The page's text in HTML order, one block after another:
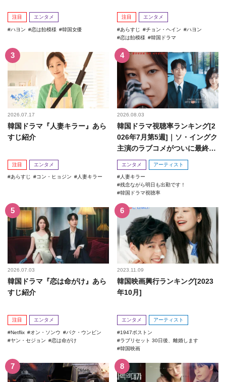
注目 エンタメ
ハヨン 恋は飴模様 韓国女優
注目 エンタメ
あらすじ チョン・ヘイン
ハヨン
恋は飴模様
韓国ドラマ
2026.07.17
韓国ドラマ『人妻キラー』あら
すじ紹介
注目 エンタメ
あらすじ コン・ヒョジン 人妻キラー
2026.08.03
韓国ドラマ視聴率ランキング[2
026年7月第5週]｜ソ・イングク
主演のラブコメがついに最終
回！
エンタメ アーティスト
人妻キラー
残念ながら明日も出勤です！
韓国ドラマ視聴率
2026.07.03
韓国ドラマ『恋は命がけ』あら
すじ紹介
注目 エンタメ
Netflix オン・ソンウ
パク・ウンビン
ヤン・セジョン
恋は命がけ
2023.11.09
韓国映画興行ランキング[2023
年10月]
エンタメ アーティスト
1947ボストン
ラブリセット 30日後、離婚します
韓国映画